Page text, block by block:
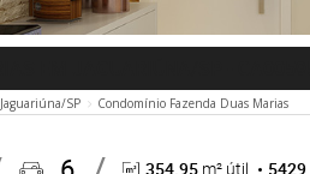
Jaguariúna/SP Condomínio Fazenda Duas Marias
354.95 m² útil 5429